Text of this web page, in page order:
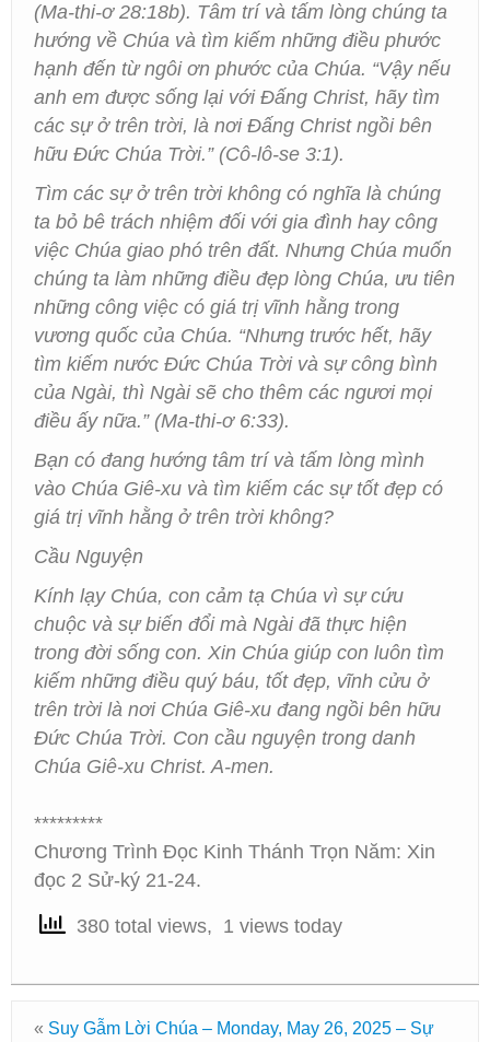
(Ma-thi-ơ 28:18b). Tâm trí và tấm lòng chúng ta
hướng về Chúa và tìm kiếm những điều phước
hạnh đến từ ngôi ơn phước của Chúa. “Vậy nếu
anh em được sống lại với Đấng Christ, hãy tìm
các sự ở trên trời, là nơi Đấng Christ ngồi bên
hữu Đức Chúa Trời.” (Cô-lô-se 3:1).
Tìm các sự ở trên trời không có nghĩa là chúng
ta bỏ bê trách nhiệm đối với gia đình hay công
việc Chúa giao phó trên đất. Nhưng Chúa muốn
chúng ta làm những điều đẹp lòng Chúa, ưu tiên
những công việc có giá trị vĩnh hằng trong
vương quốc của Chúa. “Nhưng trước hết, hãy
tìm kiếm nước Đức Chúa Trời và sự công bình
của Ngài, thì Ngài sẽ cho thêm các ngươi mọi
điều ấy nữa.”(Ma-thi-ơ 6:33).
Bạn có đang hướng tâm trí và tấm lòng mình
vào Chúa Giê-xu và tìm kiếm các sự tốt đẹp có
giá trị vĩnh hằng ở trên trời không?
Cầu Nguyện
Kính lạy Chúa, con cảm tạ Chúa vì sự cứu
chuộc và sự biến đổi mà Ngài đã thực hiện
trong đời sống con. Xin Chúa giúp con luôn tìm
kiếm những điều quý báu, tốt đẹp, vĩnh cửu ở
trên trời là nơi Chúa Giê-xu đang ngồi bên hữu
Đức Chúa Trời. Con cầu nguyện trong danh
Chúa Giê-xu Christ. A-men.
*********
Chương Trình Đọc Kinh Thánh Trọn Năm: Xin
đọc 2 Sử-ký 21-24.
380 total views, 1 views today
« Suy Gẫm Lời Chúa – Monday, May 26, 2025 – Sự